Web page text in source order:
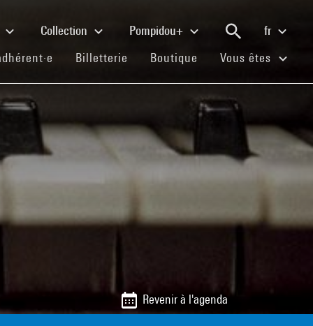
Collection Pompidou+
fr
(current)
Billetterie (current)
Boutique (current)
Vous êtes
Revenir à l'agenda